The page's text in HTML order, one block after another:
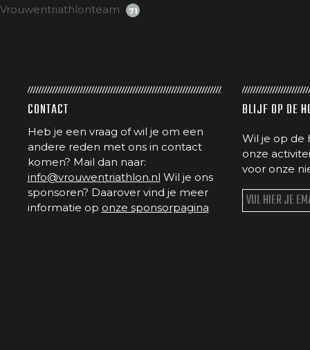
Vrouwentriathlonteam 71
CONTACT
Heb je een vraag of wil je om een
andere reden met ons in contact
komen? Mail dan naar:
info@vrouwentriathlon.nl Wil je ons
sponsoren? Daarover vind je meer
informatie op onze sponsorpagina
BLIJF OP DE
Wil je op de
onze
voor onze